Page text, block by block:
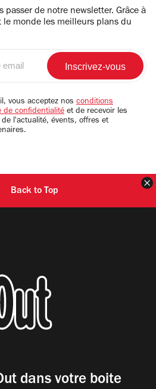
passer de notre newsletter. Grâce à
le monde les meilleurs plans du
vous acceptez nos conditions
de confidentialité et de recevoir les
l'actualité, évents, offres et
Back to Top
dans votre boite